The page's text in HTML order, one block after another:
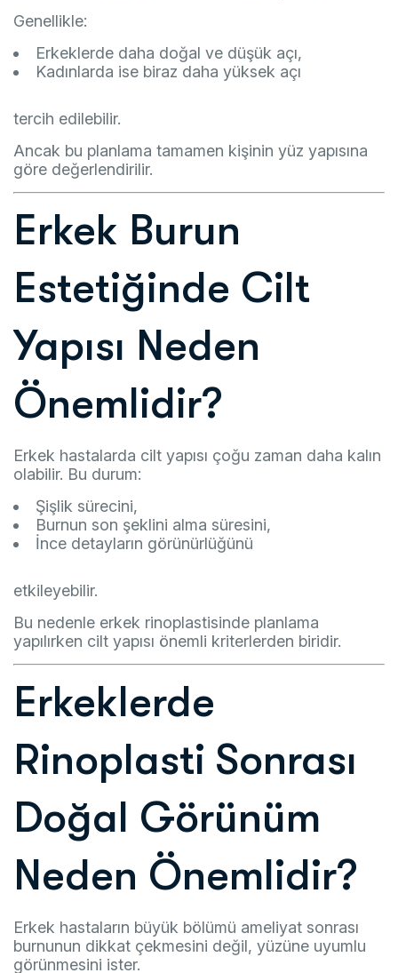
Genellikle:
Erkeklerde daha doğal ve düşük açı,
Kadınlarda ise biraz daha yüksek açı
tercih edilebilir.
Ancak bu planlama tamamen kişinin yüz yapısına
göre değerlendirilir.
Erkek Burun
Estetiğinde Cilt
Yapısı Neden
Önemlidir?
Erkek hastalarda cilt yapısı çoğu zaman daha kalın
olabilir. Bu durum:
Şişlik sürecini,
Burnun son şeklini alma süresini,
İnce detayların görünürlüğünü
etkileyebilir.
Bu nedenle erkek rinoplastisinde planlama
yapılırken cilt yapısı önemli kriterlerden biridir.
Erkeklerde
Rinoplasti Sonrası
Doğal Görünüm
Neden Önemlidir?
Erkek hastaların büyük bölümü ameliyat sonrası
burnunun dikkat çekmesini değil, yüzüne uyumlu
görünmesini ister.